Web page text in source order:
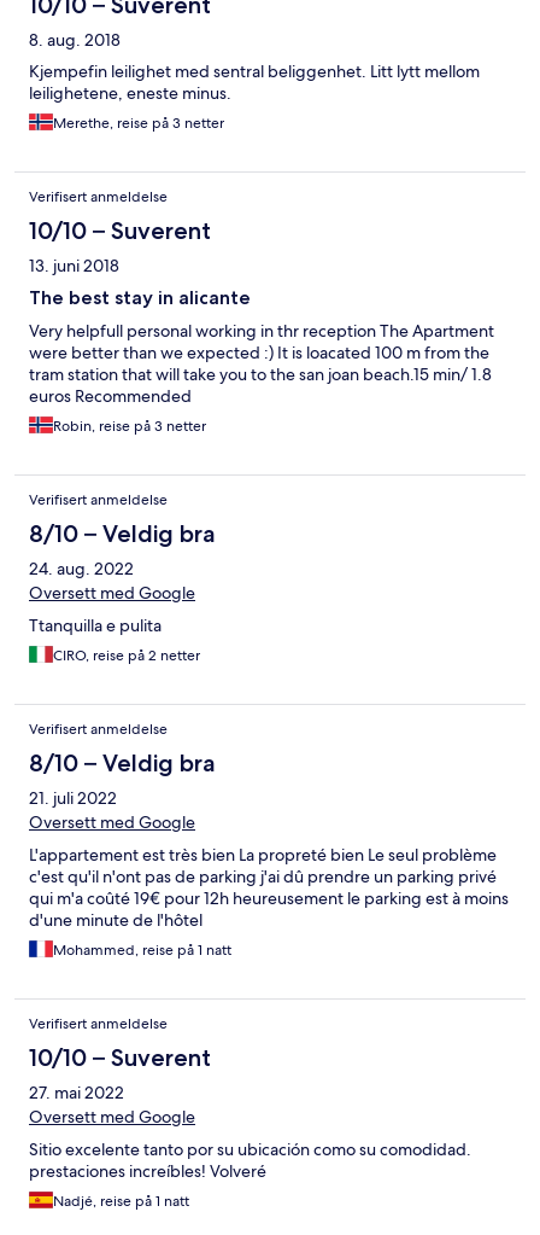
8. aug. 2018
Kjempefin leilighet med sentral beliggenhet. Litt lytt mellom
leilighetene, eneste minus.
Merethe, reise på 3 netter
Verifisert anmeldelse
10/10 – Suverent
13. juni 2018
The best stay in alicante
Very helpfull personal working in thr reception The Apartment
were better than we expected :) It is loacated 100 m from the
tram station that will take you to the san joan beach.15 min/ 1.8
euros Recommended
Robin, reise på 3 netter
Verifisert anmeldelse
8/10 – Veldig bra
24. aug. 2022
Oversett med Google
Ttanquilla e pulita
CIRO, reise på 2 netter
Verifisert anmeldelse
8/10 – Veldig bra
21. juli 2022
Oversett med Google
L'appartement est très bien La propreté bien Le seul problème
c'est qu'il n'ont pas de parking j'ai dû prendre un parking privé
qui m'a coûté 19€ pour 12h heureusement le parking est à moins
d'une minute de l'hôtel
Mohammed, reise på 1 natt
Verifisert anmeldelse
10/10 – Suverent
27. mai 2022
Oversett med Google
Sitio excelente tanto por su ubicación como su comodidad.
prestaciones increíbles! Volveré
Nadjé, reise på 1 natt